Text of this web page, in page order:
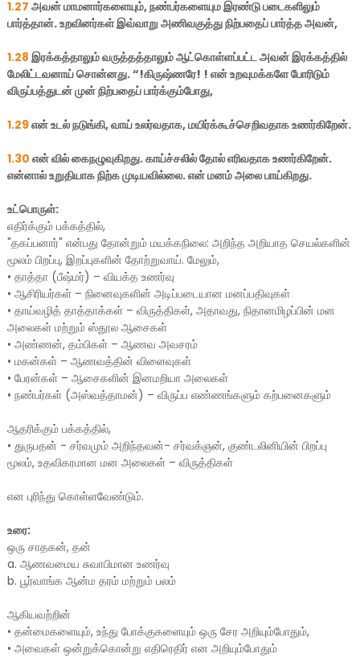
1.27 அவன் மாமனார்களையும், நண்பர்களையும இரண்டு படைகளிலும்
பார்த்தான். உறவினர்கள் இவ்வாறு அணிவகுத்து நிற்பதைப் பார்த்த அவன்,
1.28 இரக்கத்தாலும் வருத்தத்தாலும் ஆட்கொள்ளப்பட்ட அவன் இரக்கத்தில்
மேலிட்டவனாய் சொன்னது. “!கிருஷ்ணரே! ! என் உறவுமக்களே போரிடும்
விருப்பத்துடன் முன் நிற்பதைப் பார்க்கும்போது,
1.29என் உடல் நடுங்கி, வாய் உலர்வதாக, மயிர்க்கூச்செறிவதாக உணர்கிறேன்.
1.30 என் வில் கைநழுவுகிறது. காய்ச்சலில் தோல் எரிவதாக உணர்கிறேன்.
என்னால் உறுதியாக நிற்க முடியவில்லை. என் மனம் அலை பாய்கிறது.
உட்பொருள்:
எதிர்க்கும் பக்கத்தில்,
"தகப்பனார்" என்பது தோன்றும் மயக்கநிலை: அறிந்த அறியாத செயல்களின்
மூலம் பிறப்பு, இறப்புகளின் தோற்றுவாய். மேலும்,
• தாத்தா (பீஷ்மர்) – வியக்த உணர்வு
• ஆசிரியர்கள் – நினைவுகளின் அடிப்படையான மனப்பதிவுகள்
• தாய்வழித் தாத்தாக்கள் – விருத்திகள், அதாவது, நிதானமிழப்பின் மன
அலைகள் மற்றும் ஸ்தூல ஆசைகள்
• அண்ணன், தம்பிகள் – ஆணவ அவசரம்
• மகன்கள் – ஆணவத்தின் விளைவுகள்
• பேரன்கள் – ஆசைகளின் இனமறியா அலைகள்
• நண்பர்கள் (அஸ்வத்தாமன்) – விருப்ப எண்ணங்களும் கற்பனைகளும்
ஆதரிக்கும் பக்கத்தில்,
• துருபதன் - சர்வமும் அறிந்தவன்- சர்வக்ஞன், குண்டலினியின் பிறப்பு
மூலம், உதவிகரமான மன அலைகள் – விருத்திகள்
என புரிந்து கொள்ளவேண்டும்.
உரை:
ஒரு சாதகன், தன்
a. ஆணவமைய சுவாபிமான உணர்வு
b. பூர்வாங்க ஆன்ம தரம் மற்றும் பலம்
ஆகியவற்றின்
• தன்மைகளையும், உந்து போக்குகளையும் ஒரு சேர அறியும்போதும்,
• அவைகள் ஒன்றுக்கொன்று எதிரெதிர் என அறியும்போதும்